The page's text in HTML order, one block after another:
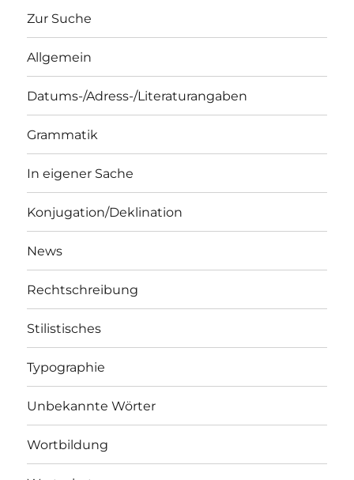
Zur Suche
Allgemein
Datums-/Adress-/Literaturangaben
Grammatik
In eigener Sache
Konjugation/Deklination
News
Rechtschreibung
Stilistisches
Typographie
Unbekannte Wörter
Wortbildung